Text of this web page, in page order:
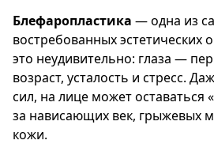
Блефаропластика — одна из
востребованных эстетических
это неудивительно: глаза —
возраст, усталость и стресс.
сил, на лице может оставаться
за нависающих век, грыжевых
кожи.